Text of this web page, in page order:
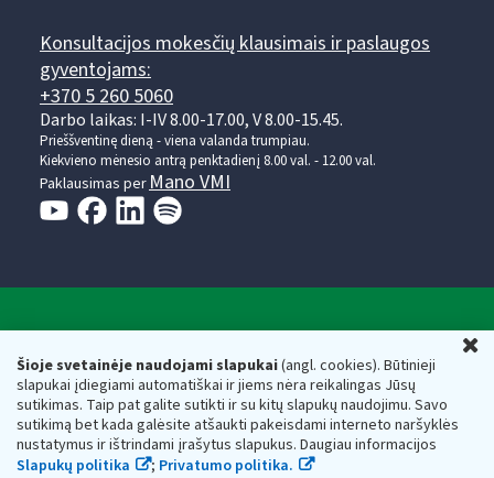
Šioje svetainėje naudojami slapukai(angl. cookies). Būtinieji
slapukai įdiegiami automatiškai ir jiems nėra reikalingas Jūsų
sutikimas. Taip pat galite sutikti ir su kitų slapukų naudojimu. Savo
sutikimą bet kada galėsite atšaukti pakeisdami interneto naršyklės
nustatymus ir ištrindami įrašytus slapukus. Daugiau informacijos
Slapukų politika
; Privatumo politika.
Konsultacijos mokesčių klausimais ir paslaugos
gyventojams:
+370 5 260 5060
Darbo laikas: I-IV 8.00-17.00, V 8.00-15.45.
Prieššventinę dieną - viena valanda trumpiau.
Kiekvieno mėnesio antrą penktadienį 8.00 val. - 12.00 val.
Paklausimas per Mano VMI
Respublikos finansų ministerijos
Biudžetinė įstaiga. Juridinio asmens kodas — 188659752,
adresas: Vasario 16-osios g. 14, 01107 Vilnius, Lietuva, el.paštas:
vmi@vmi.lt, E. pristatymo dėžutės adresas 188659752
Duomenys apie Valstybinę mokesčių inspekciją prie Lietuvos
Respublikos finansų ministerijos kaupiami ir saugomi Juridinių